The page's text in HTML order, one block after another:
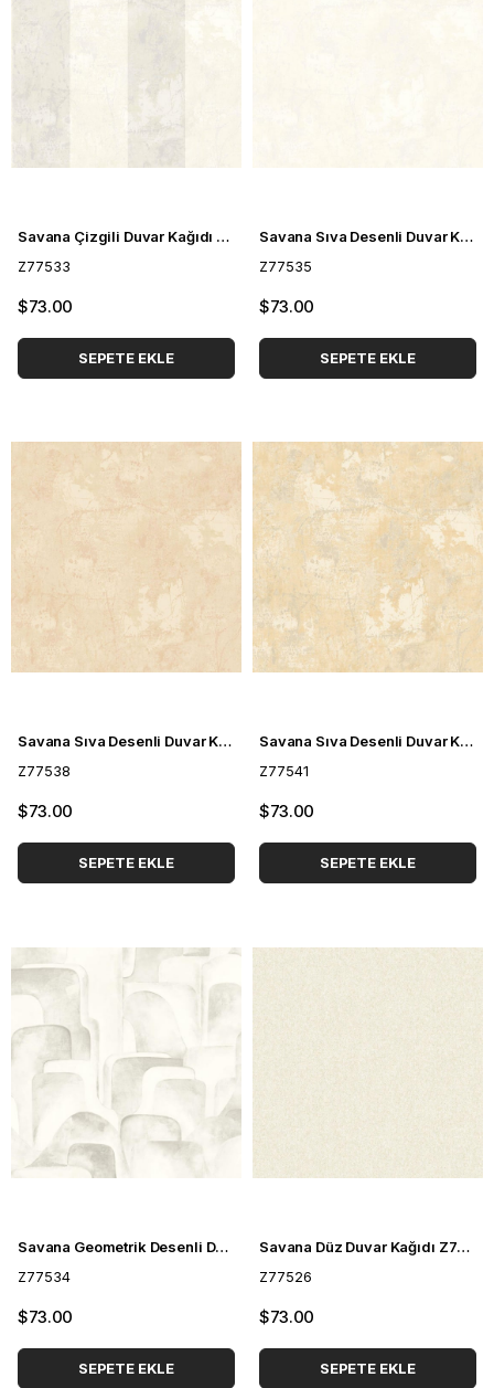
Savana Çizgili Duvar Kağıdı Z77533
Z77533
$73.00
SEPETE EKLE
Savana Sıva Desenli Duvar Kağıdı Z77535
Z77535
$73.00
SEPETE EKLE
Savana Sıva Desenli Duvar Kağıdı Z77538
Z77538
$73.00
SEPETE EKLE
Savana Sıva Desenli Duvar Kağıdı Z77541
Z77541
$73.00
SEPETE EKLE
Savana Geometrik Desenli Duvar Kağıdı Z77534
Z77534
$73.00
SEPETE EKLE
Savana Düz Duvar Kağıdı Z77526
Z77526
$73.00
SEPETE EKLE